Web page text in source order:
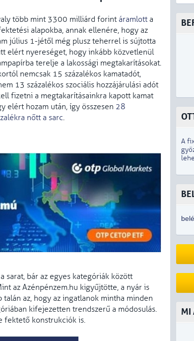
több mint 3300 milliárd forint áramlott a
alapokba, annak ellenére, hogy az
július 1-jétől még plusz teherrel is sújtotta
elért nyereséget, hogy inkább közvetlenül
terelje a lakossági megtakarításokat.
nemcsak 15 százalékos kamatadót,
13 százalékos szociális hozzájárulási adót
fizetni a megtakarításainkra kapott kamat
elért hozam után, így összesen 28
nőtt a sarc.
sarat, bár az egyes kategóriák között
az Azénpénzem.hu kigyűjtötte, a nyár is
az, hogy az ingatlanok mintha minden
kifejezetten trendszerű a módosulás.
fektető konstrukciók is.
A
MI